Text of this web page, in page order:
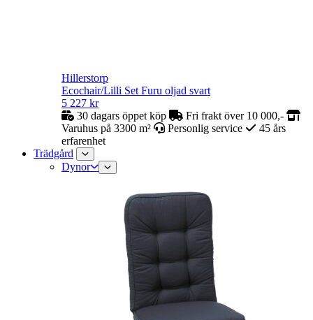
Hillerstorp
Ecochair/Lilli Set Furu oljad svart
5 227 kr
30 dagars öppet köp
Fri frakt över 10 000,-
Varuhus på 3300 m²
Personlig service
45 års
erfarenhet
Trädgård
Dynor